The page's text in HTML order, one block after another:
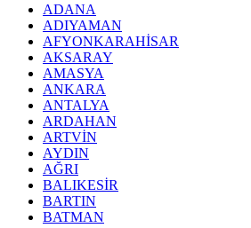
ADANA
ADIYAMAN
AFYONKARAHİSAR
AKSARAY
AMASYA
ANKARA
ANTALYA
ARDAHAN
ARTVİN
AYDIN
AĞRI
BALIKESİR
BARTIN
BATMAN